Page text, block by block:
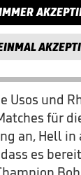
Usos und
für
an, Hell in
es